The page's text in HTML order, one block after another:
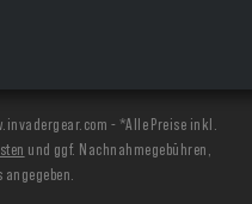
- *Alle Preise inkl.
und ggf. Nachnahmegebühren,